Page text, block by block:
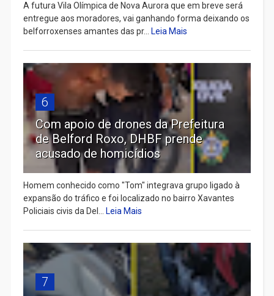
A futura Vila Olímpica de Nova Aurora que em breve será
entregue aos moradores, vai ganhando forma deixando os
belforroxenses amantes das pr...
Leia Mais
6
Com apoio de drones da Prefeitura
de Belford Roxo, DHBF prende
acusado de homicídios
Homem conhecido como "Tom" integrava grupo ligado à
expansão do tráfico e foi localizado no bairro Xavantes
Policiais civis da Del...
Leia Mais
7